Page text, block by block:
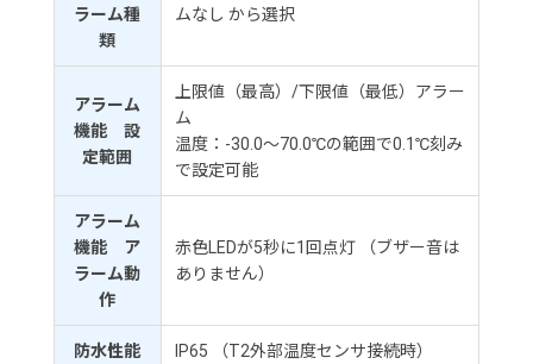
ラーム種
類
ムなし から選択
アラーム
機能 設
定範囲
上限値（最高）/下限値（最低）アラー
ム
温度：-30.0～70.0℃の範囲で0.1℃刻み
で設定可能
アラーム
機能 ア
ラーム動
作
赤色LEDが5秒に1回点灯 （ブザー音は
ありません）
防水性能 IP65 （T2外部温度センサ接続時）